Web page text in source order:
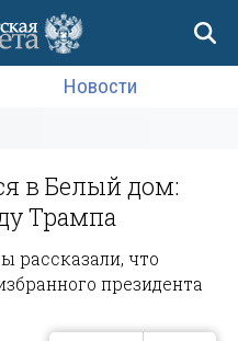
Новости
в Белый дом:
Трампа
рассказали, что
президента